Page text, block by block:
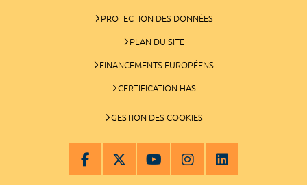
PROTECTION DES DONNÉES
PLAN DU SITE
FINANCEMENTS EUROPÉENS
CERTIFICATION HAS
GESTION DES COOKIES